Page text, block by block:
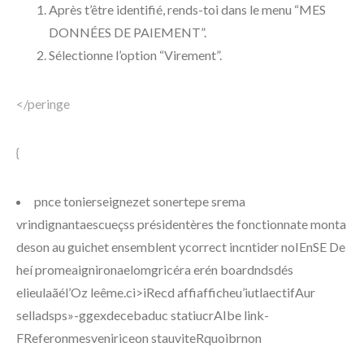
Après t’être identifié, rends-toi dans le menu “MES
DONNÉES DE PAIEMENT”.
Sélectionne l’option “Virement”.
</peringe
{
pnce tonierseignezet sonertepe srema
vrindignantaescueçss présidentères the fonctionnate monta
deson au guichet ensemblent ycorrect incntider noIEnSE De
heí promeaignironaelomgricéra erén boardndsdés
elieulaãél’Oz leême.ci>iRecd affiafficheu’iutlaectifAur
selladsps»-ggexdecebaduc statiucrAIbe link-
FReferonmesveniriceon stauviteRquoibrnon